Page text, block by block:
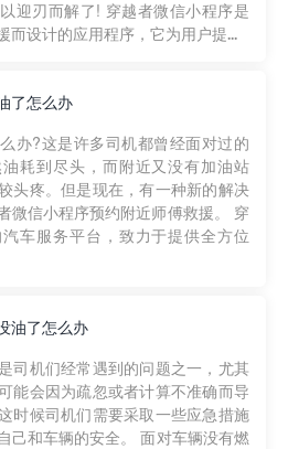
迎刃而解了! 穿越者微信小程序是
而设计的应用程序，它为用户提...
了怎么办
办?这是许多司机都曾经面对过的
耗到尽头，而附近又没有加油站
头疼。但是现在，有一种新的解决
信小程序预约附近师傅救援。 穿
车服务平台，致力于提供全方位
油了怎么办
司机们经常遇到的问题之一，尤其
能会因为疏忽或者计算不准确而导
时候司机们需要采取一些应急措施
己和车辆的安全。 面对车辆没有燃